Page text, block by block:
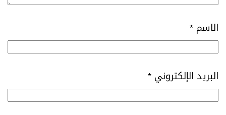
الاسم *
البريد الإلكتروني *